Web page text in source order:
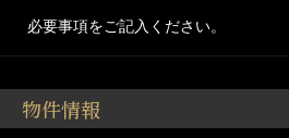
必要事項をご記入ください。
物件情報